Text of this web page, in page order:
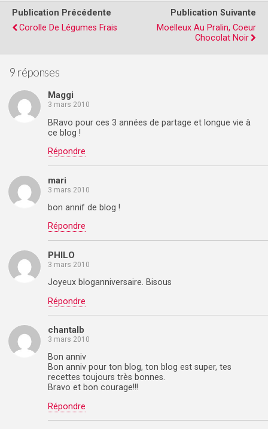
Publication Précédente
Corolle De Légumes Frais
Publication Suivante
Moelleux Au Pralin, Coeur
Chocolat Noir
9 réponses
Maggi
3 mars 2010
BRavo pour ces 3 années de partage et longue vie à
ce blog !
Répondre
mari
3 mars 2010
bon annif de blog !
Répondre
PHILO
3 mars 2010
Joyeux bloganniversaire. Bisous
Répondre
chantalb
3 mars 2010
Bon anniv
Bon anniv pour ton blog, ton blog est super, tes
recettes toujours très bonnes.
Bravo et bon courage!!!
Répondre